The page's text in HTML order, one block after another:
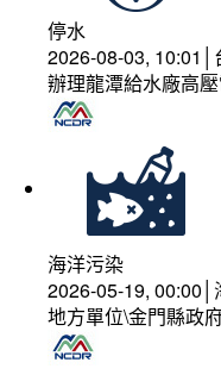
停水
2026-08-03, 10:01│
辦理龍潭給水廠高
海洋污染
2026-05-19, 00:00│
地方單位\金門縣政